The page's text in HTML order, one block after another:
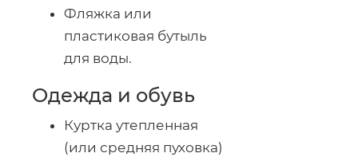
Фляжка или
пластиковая бутыль
для воды.
Одежда и обувь
Куртка утепленная
(или средняя пуховка)